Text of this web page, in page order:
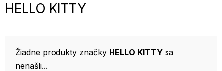
HELLO KITTY
Žiadne produkty značky HELLO KITTY sa
nenašli...